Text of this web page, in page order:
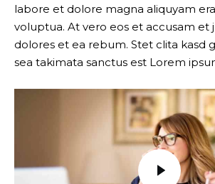
labore et dolore magna aliquyam
voluptua. At vero eos et accusam et
dolores et ea rebum. Stet clita kasd
sea takimata sanctus est Lorem